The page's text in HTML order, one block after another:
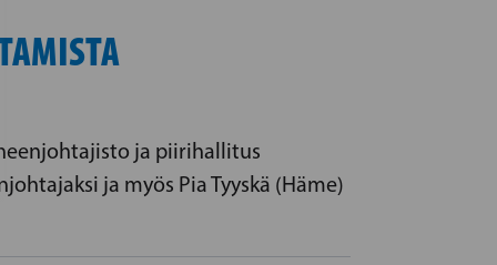
ja piirihallitus
ja myös Pia Tyyskä (Häme)